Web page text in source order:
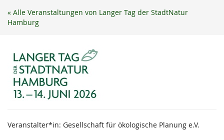
Zum
Haupt-
« Alle Veranstaltungen von Langer Tag der StadtNatur
Hamburg
Veranstalter*in: Gesellschaft für ökologische Planung e.V.